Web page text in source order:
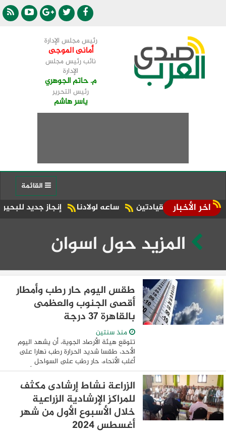
رئيس مجلس الإدارة
أمانى الموجى
نائب رئيس مجلس
الإدارة
م. حاتم الجوهري
رئيس التحرير
ياسر هاشم
اخر الأخبار إنجاز جديد للبحيرة.. شبراخيت وبدر ضمن أفضل 10 وحدات محلية على ساعه لولادنا القيادتين
المزيد حول اسوان
طقس اليوم حار رطب وأمطار
أقصى الجنوب والعظمى
بالقاهرة 37 درجة
منذ سنتين
تتوقع هيئة الأرصاد الجوية، أن يشهد اليوم
الأحد، طقسا شديد الحرارة رطب نهارا على
أغلب الأنحاء، حار رطب على السواحل
الشمالية، مائل للحرارة رطب ليلا على أغلب
الأنحاء. ومتوقع اليوم أن يشهد استمرار ...
الزراعة نشاط إرشادى مكثف
للمراكز الإرشادية الزراعية
خلال الأسبوع الأول من شهر
أغسطس 2024